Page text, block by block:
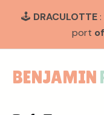
🕹️ DRACULOTTE:
port
contenu
BENJAMIN